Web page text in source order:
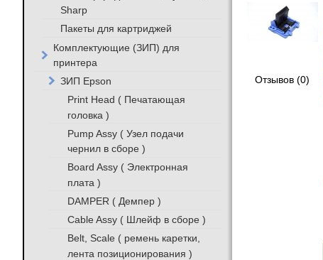
Отзывов (0)
Sharp
Пакеты для картриджей
Комплектующие (ЗИП) для
принтера
ЗИП Epson
Print Head ( Печатающая
головка )
Pump Assy ( Узел подачи
чернил в сборе )
Board Assy ( Электронная
плата )
DAMPER ( Демпер )
Cable Assy ( Шлейф в сборе )
Belt, Scale ( ремень каретки,
лента позиционирования )